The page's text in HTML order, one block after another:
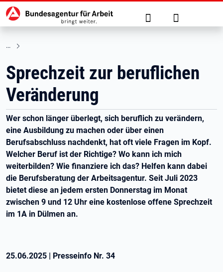
zu den Hauptinhalten springen
Hauptnavigation Suche Anmelden
Sprechzeit zur beruflichen
Veränderung
Wer schon länger überlegt, sich beruflich zu verändern,
eine Ausbildung zu machen oder über einen
Berufsabschluss nachdenkt, hat oft viele Fragen im Kopf.
Welcher Beruf ist der Richtige? Wo kann ich mich
weiterbilden? Wie finanziere ich das? Helfen kann dabei
die Berufsberatung der Arbeitsagentur. Seit Juli 2023
bietet diese an jedem ersten Donnerstag im Monat
zwischen 9 und 12 Uhr eine kostenlose offene Sprechzeit
im 1A in Dülmen an.
25.06.2025 | Presseinfo Nr. 34